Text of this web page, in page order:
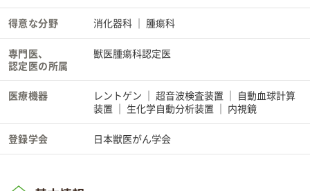
得意な分野 消化器科 腫瘍科
専門医、
認定医の所属
獣医腫瘍科認定医
医療機器 レントゲン 超音波検査装置
自動血球計算
装置
生化学自動分析装置 内視鏡
登録学会 日本獣医がん学会